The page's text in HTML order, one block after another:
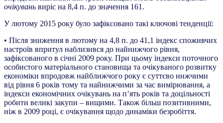
очікувань виріс на 8,4 п. до значення 161.
У лютому 2015 року було зафіксовано такі ключові тенденції:
• Після зниження в лютому на 4,8 п. до 41,1 індекс споживчих
настроїв впритул наблизився до найнижчого рівня,
зафіксованого в січні 2009 року. При цьому індекси поточного
особистого матеріального становища та очікуваного розвитку
економіки впродовж найближчого року є суттєво нижчими
від рівня 6 років тому та найнижчими за час вимірювання, а
індекси економічних очікувань на п’ять років та доцільності
робити великі закупи – вищими. Також більш позитивними,
ніж в 2009 році, є очікування щодо динаміки безробіття.